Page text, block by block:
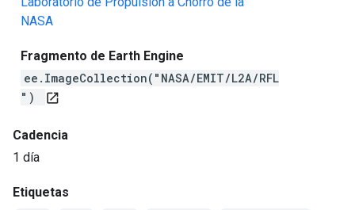
NASA
Fragmento de Earth Engine
ee.ImageCollection("NASA/EMIT/L2A/RFL
")
open_in_new
Cadencia
1 día
Etiquetas